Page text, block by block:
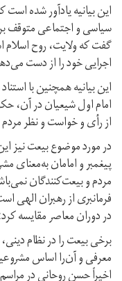
این بیانیه یادآور شده
سیاسی و اجتماعی متوقف
گفت که ولایت، روح اسلام
اجرایی خود را از دست
این بیانیه همچنین با
امام اول شیعیان در آن،
از رأی و خواست و نظر
در مورد موضوع بیعت نیز
پیغمبر و امامان به‌معنای
مردم و بیعت‌کنندگان
فرمانبری از رهبران الهی
در دوران معاصر مقایسه
برخی بیعت را در نظام
معرفی و آن‌را اساس